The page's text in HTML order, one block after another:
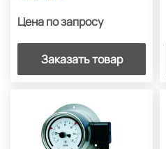
Цена по запросу
Заказать товар